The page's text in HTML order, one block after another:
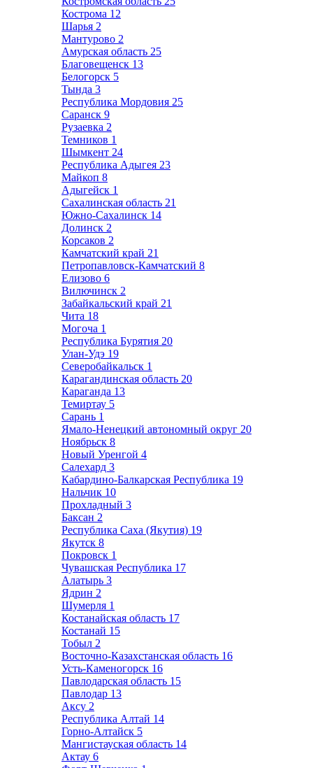
Кострома 12
Шарья 2
Мантурово 2
Амурская область 25
Благовещенск 13
Белогорск 5
Тында 3
Республика Мордовия 25
Саранск 9
Рузаевка 2
Темников 1
Шымкент 24
Республика Адыгея 23
Майкоп 8
Адыгейск 1
Сахалинская область 21
Южно-Сахалинск 14
Долинск 2
Корсаков 2
Камчатский край 21
Петропавловск-Камчатский 8
Елизово 6
Вилючинск 2
Забайкальский край 21
Чита 18
Могоча 1
Республика Бурятия 20
Улан-Удэ 19
Северобайкальск 1
Карагандинская область 20
Караганда 13
Темиртау 5
Сарань 1
Ямало-Ненецкий автономный округ 20
Ноябрьск 8
Новый Уренгой 4
Салехард 3
Кабардино-Балкарская Республика 19
Нальчик 10
Прохладный 3
Баксан 2
Республика Саха (Якутия) 19
Якутск 8
Покровск 1
Чувашская Республика 17
Алатырь 3
Ядрин 2
Шумерля 1
Костанайская область 17
Костанай 15
Тобыл 2
Восточно-Казахстанская область 16
Усть-Каменогорск 16
Павлодарская область 15
Павлодар 13
Аксу 2
Республика Алтай 14
Горно-Алтайск 5
Мангистауская область 14
Актау 6